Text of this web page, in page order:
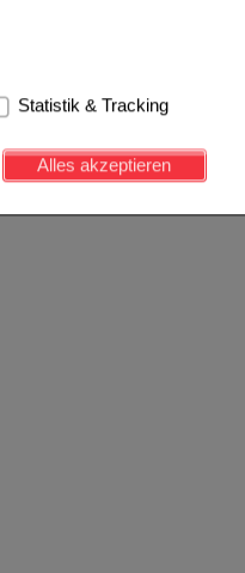
um Cookies, die für die
weshalb auf
das Einkaufserlebnis noch
oder unsere Seite
zu betreiben.
für Sie zu gestalten.
Statistik & Tracking
Alles akzeptieren